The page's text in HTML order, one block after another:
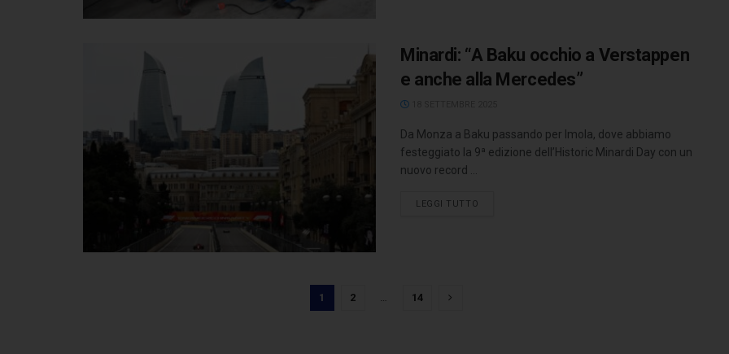
Minardi: “A Baku occhio a Verstappen
e anche alla Mercedes”
Da Monza a Baku passando per Imola, dove abbiamo
festeggiato la 9ª edizione dell’Historic Minardi Day con un
nuovo record ...
LEGGI TUTTO
1 2 14